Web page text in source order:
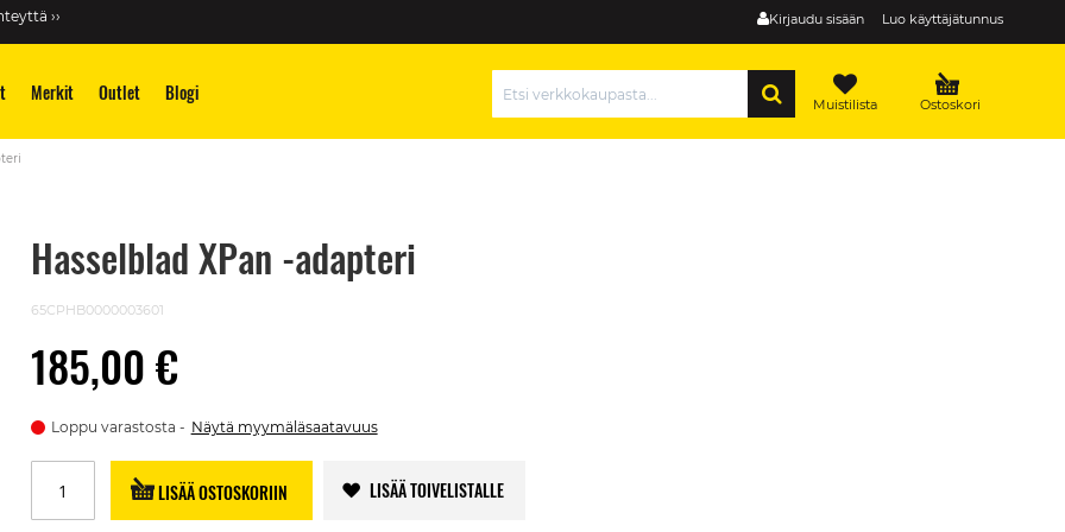
Kirjaudu sisään Luo käyttäjätunnus
››
Merkit Outlet Blogi Ostoskori
Muistilista
Hasselblad XPan -adapteri
65CPHB0000003601
185,00 €
Loppu varastosta Näytä myymäläsaatavuus
LISÄÄ OSTOSKORIIN LISÄÄ TOIVELISTALLE